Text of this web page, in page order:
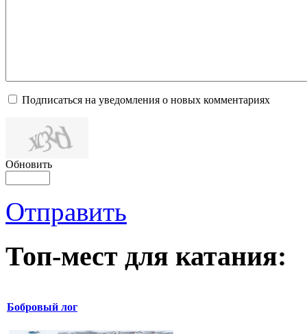
Подписаться на уведомления о новых комментариях
Обновить
Отправить
Топ-мест для катания:
Бобровый лог